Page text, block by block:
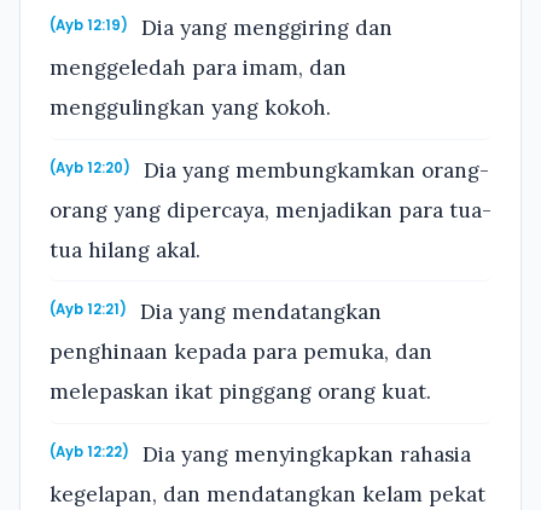
(Ayb 12:19)
Dia yang menggiring dan
menggeledah para imam, dan
menggulingkan yang kokoh.
(Ayb 12:20)
Dia yang membungkamkan orang-
orang yang dipercaya, menjadikan para tua-
tua hilang akal.
(Ayb 12:21)
Dia yang mendatangkan
penghinaan kepada para pemuka, dan
melepaskan ikat pinggang orang kuat.
(Ayb 12:22)
Dia yang menyingkapkan rahasia
kegelapan, dan mendatangkan kelam pekat